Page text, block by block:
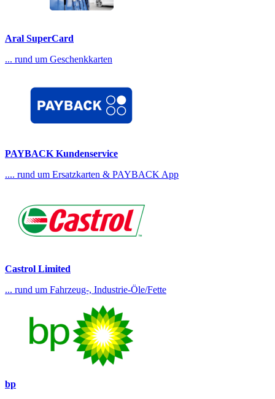
Aral SuperCard
... rund um Geschenkkarten
PAYBACK Kundenservice
.... rund um Ersatzkarten & PAYBACK App
Castrol Limited
... rund um Fahrzeug-, Industrie-Öle/Fette
bp